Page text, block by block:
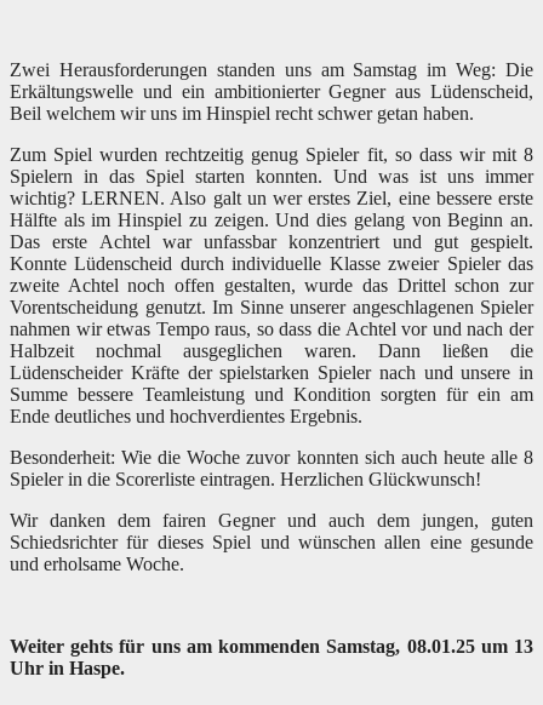
Zwei Herausforderungen standen uns am Samstag im Weg: Die
Erkältungswelle und ein ambitionierter Gegner aus Lüdenscheid,
Beil welchem wir uns im Hinspiel recht schwer getan haben.
Zum Spiel wurden rechtzeitig genug Spieler fit, so dass wir mit 8
Spielern in das Spiel starten konnten. Und was ist uns immer
wichtig? LERNEN. Also galt un wer erstes Ziel, eine bessere erste
Hälfte als im Hinspiel zu zeigen. Und dies gelang von Beginn an.
Das erste Achtel war unfassbar konzentriert und gut gespielt.
Konnte Lüdenscheid durch individuelle Klasse zweier Spieler das
zweite Achtel noch offen gestalten, wurde das Drittel schon zur
Vorentscheidung genutzt. Im Sinne unserer angeschlagenen Spieler
nahmen wir etwas Tempo raus, so dass die Achtel vor und nach der
Halbzeit nochmal ausgeglichen waren. Dann ließen die
Lüdenscheider Kräfte der spielstarken Spieler nach und unsere in
Summe bessere Teamleistung und Kondition sorgten für ein am
Ende deutliches und hochverdientes Ergebnis.
Besonderheit: Wie die Woche zuvor konnten sich auch heute alle 8
Spieler in die Scorerliste eintragen. Herzlichen Glückwunsch!
Wir danken dem fairen Gegner und auch dem jungen, guten
Schiedsrichter für dieses Spiel und wünschen allen eine gesunde
und erholsame Woche.
Weiter gehts für uns am kommenden Samstag, 08.01.25 um 13
Uhr in Haspe.